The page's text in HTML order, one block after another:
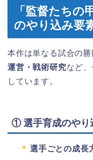
「監督たちの
のやり込み要
本作は単なる試合の勝
運営・戦術研究など
しています。
① 選手育成のやり
選手ごとの成長